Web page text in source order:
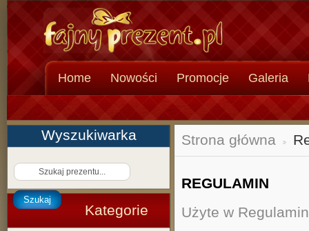
Home Nowości Promocje Galeria
Wyszukiwarka
Szukaj
Kategorie
Strona główna
REGULAMIN
Użyte w